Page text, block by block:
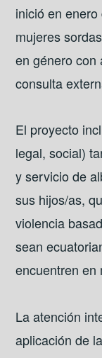
inició en
mujeres
en género con
consulta
El proyecto
legal, social)
y servicio de
sus hijos/as,
violencia
sean
encuentren en
La atención
aplicación de